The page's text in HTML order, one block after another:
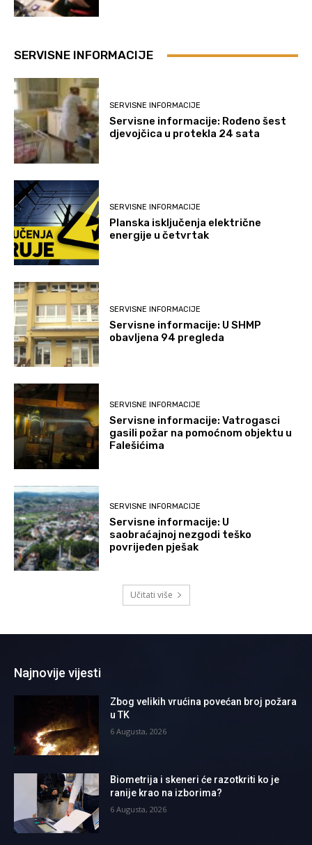
SERVISNE INFORMACIJE
SERVISNE INFORMACIJE
Servisne informacije: Rođeno šest
djevojčica u protekla 24 sata
SERVISNE INFORMACIJE
Planska isključenja električne
energije u četvrtak
SERVISNE INFORMACIJE
Servisne informacije: U SHMP
obavljena 94 pregleda
SERVISNE INFORMACIJE
Servisne informacije: Vatrogasci
gasili požar na pomoćnom objektu u
Falešićima
SERVISNE INFORMACIJE
Servisne informacije: U
saobraćajnoj nezgodi teško
povrijeđen pješak
Učitati više
Najnovije vijesti
Zbog velikih vrućina povećan broj požara
u TK
6 Augusta, 2026
Biometrija i skeneri će razotkriti ko je
ranije krao na izborima?
6 Augusta, 2026